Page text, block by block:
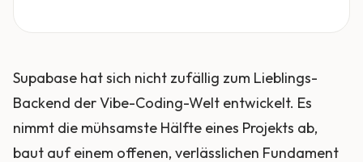
Supabase hat sich nicht zufällig zum Lieblings-
Backend der Vibe-Coding-Welt entwickelt. Es
nimmt die mühsamste Hälfte eines Projekts ab,
baut auf einem offenen, verlässlichen Fundament